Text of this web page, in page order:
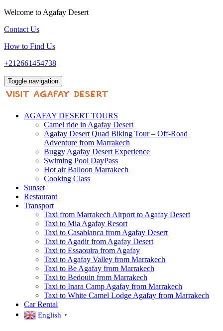
Welcome to Agafay Desert
Contact Us
How to Find Us
+212661454738
Toggle navigation
AGAFAY DESERT TOURS
Camel ride in Agafay Desert
Agafay Desert Quad Biking Tour – Off-Road
Adventure from Marrakech
Buggy Agafay Desert Experience
Swiming Pool DayPass
Hot air Balloon Marrakech
Cooking Class
Sunset
Restaurant
Transport
Taxi from Marrakech Airport to Agafay Desert
Taxi to Mia Agafay Resort
Taxi to Casablanca from Agafay Desert
Taxi to Agadir from Agafay Desert
Taxi to Essaouira from Agafay
Taxi to Agafay Valley from Marrakech
Taxi to Be Agafay from Marrakech
Taxi to Bedouin from Marrakech
Taxi to Inara Camp Agafay from Marrakech
Taxi to White Camel Lodge Agafay from Marrakech
Car Rental
English ▼